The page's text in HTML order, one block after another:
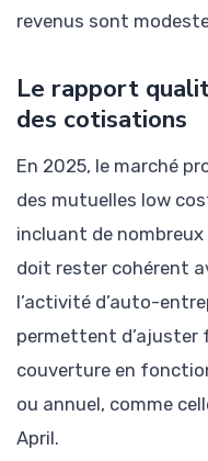
revenus sont
Le rapport
des cotisations
En 2025, le marché
des mutuelles low
incluant de
doit rester cohérent
l’activité d’auto-
permettent d’ajuster
couverture en
ou annuel, comme
April.